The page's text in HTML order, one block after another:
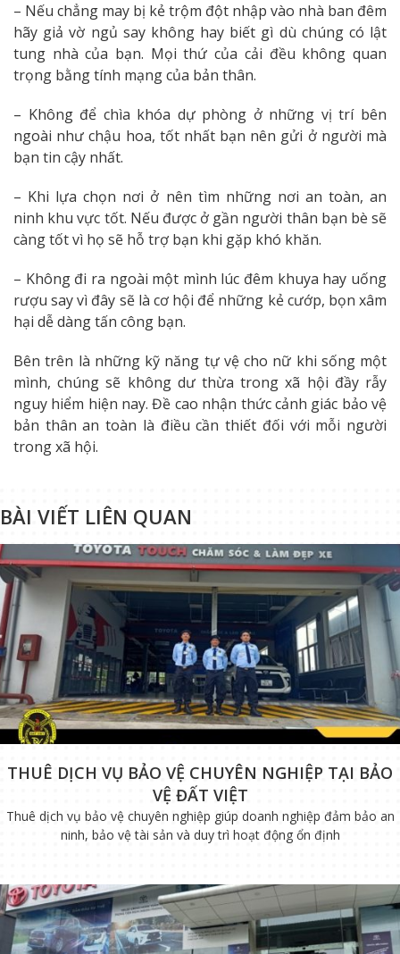
– Nếu chẳng may bị kẻ trộm đột nhập vào nhà ban đêm
hãy giả vờ ngủ say không hay biết gì dù chúng có lật
tung nhà của bạn. Mọi thứ của cải đều không quan
trọng bằng tính mạng của bản thân.
– Không để chìa khóa dự phòng ở những vị trí bên
ngoài như chậu hoa, tốt nhất bạn nên gửi ở người mà
bạn tin cậy nhất.
– Khi lựa chọn nơi ở nên tìm những nơi an toàn, an
ninh khu vực tốt. Nếu được ở gần người thân bạn bè sẽ
càng tốt vì họ sẽ hỗ trợ bạn khi gặp khó khăn.
– Không đi ra ngoài một mình lúc đêm khuya hay uống
rượu say vì đây sẽ là cơ hội để những kẻ cướp, bọn xâm
hại dễ dàng tấn công bạn.
Bên trên là những kỹ năng tự vệ cho nữ khi sống một
mình, chúng sẽ không dư thừa trong xã hội đầy rẫy
nguy hiểm hiện nay. Đề cao nhận thức cảnh giác bảo vệ
bản thân an toàn là điều cần thiết đối với mỗi người
trong xã hội.
BÀI VIẾT LIÊN QUAN
THUÊ DỊCH VỤ BẢO VỆ CHUYÊN NGHIỆP TẠI BẢO
VỆ ĐẤT VIỆT
Thuê dịch vụ bảo vệ chuyên nghiệp giúp doanh nghiệp đảm bảo an
ninh, bảo vệ tài sản và duy trì hoạt động ổn định